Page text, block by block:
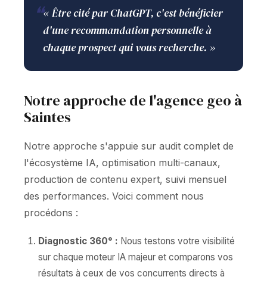
❝« Être cité par ChatGPT, c'est bénéficier
d'une recommandation personnelle à
chaque prospect qui vous recherche. »
Notre approche de l'agence geo à
Saintes
Notre approche s'appuie sur audit complet de
l'écosystème IA, optimisation multi-canaux,
production de contenu expert, suivi mensuel
des performances. Voici comment nous
procédons :
Diagnostic 360° : Nous testons votre visibilité
sur chaque moteur IA majeur et comparons vos
résultats à ceux de vos concurrents directs à